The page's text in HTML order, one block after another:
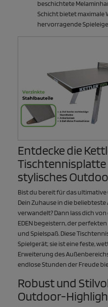
beschichtete
Schicht bietet
hervorragende
Entdecke die
Tischtennisplatte
stylisches
Bist du bereit für das
Dein Zuhause in die
verwandelt? Dann lass dich
EDEN begeistern, der
und Spielspaß. Diese
Spielgerät; sie ist eine feste,
Erweiterung des
endlose Stunden der Freude
Robust und
Outdoor-